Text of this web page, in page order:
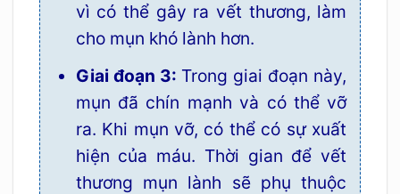
vì có thể gây ra vết thương, làm
cho mụn khó lành hơn.
Giai đoạn 3: Trong giai đoạn này,
mụn đã chín mạnh và có thể vỡ
ra. Khi mụn vỡ, có thể có sự xuất
hiện của máu. Thời gian để vết
thương mụn lành sẽ phụ thuộc